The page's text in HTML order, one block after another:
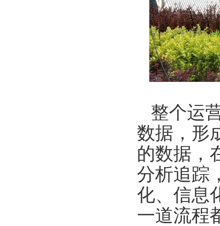
整个运
数据，形
的数据，
分析追踪
化、信息
一道流程